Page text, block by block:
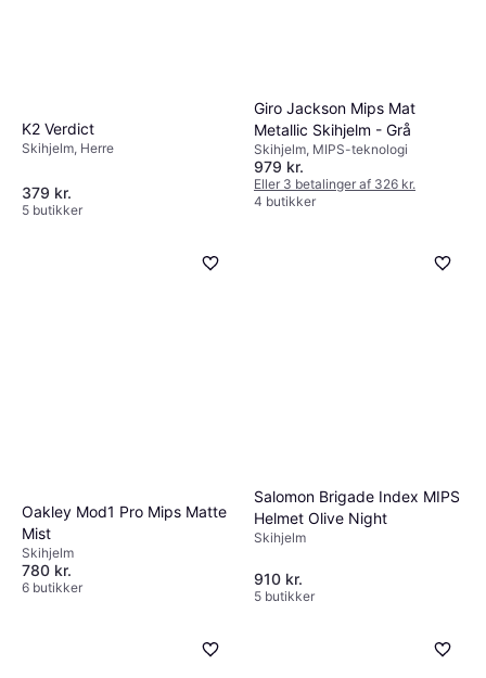
K2 Verdict
Skihjelm, Herre
379 kr.
5 butikker
Giro Jackson Mips Mat
Metallic Skihjelm - Grå
Skihjelm, MIPS-teknologi
979 kr.
Eller 3 betalinger af 326 kr.
4 butikker
Oakley Mod1 Pro Mips Matte
Mist
Skihjelm
780 kr.
6 butikker
Salomon Brigade Index MIPS
Helmet Olive Night
Skihjelm
910 kr.
5 butikker